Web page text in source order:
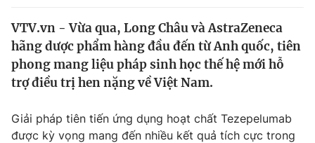
Tin tức
Thế giới đó đây
Câu chuyện quốc tế
Kinh tế
Tài chính
Góc doanh nghiệp
Dữ liệu và đời sống
Truyền hình
VTV.vn - Vừa qua, Long Châu và AstraZeneca
hãng dược phẩm hàng đầu đến từ Anh quốc, tiên
phong mang liệu pháp sinh học thế hệ mới hỗ
trợ điều trị hen nặng về Việt Nam.
Giải pháp tiên tiến ứng dụng hoạt chất Tezepelumab
được kỳ vọng mang đến nhiều kết quả tích cực trong